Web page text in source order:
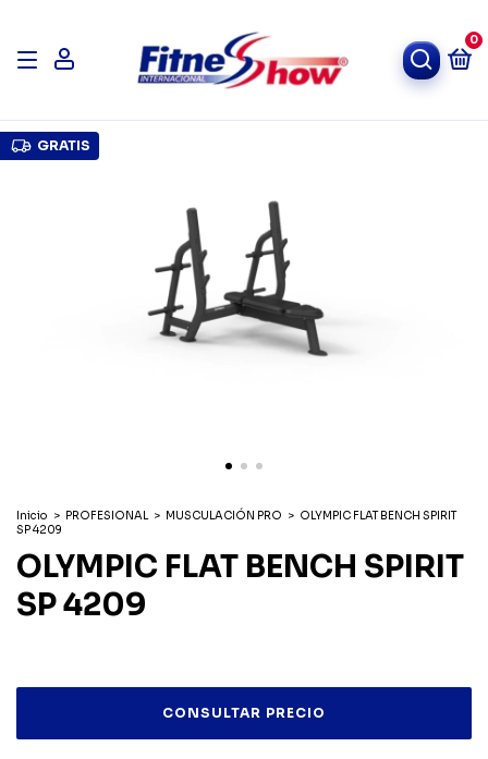
0
GRATIS
Inicio > PROFESIONAL > MUSCULACIÓN PRO > OLYMPIC FLAT BENCH SPIRIT
SP 4209
OLYMPIC FLAT BENCH SPIRIT
SP 4209